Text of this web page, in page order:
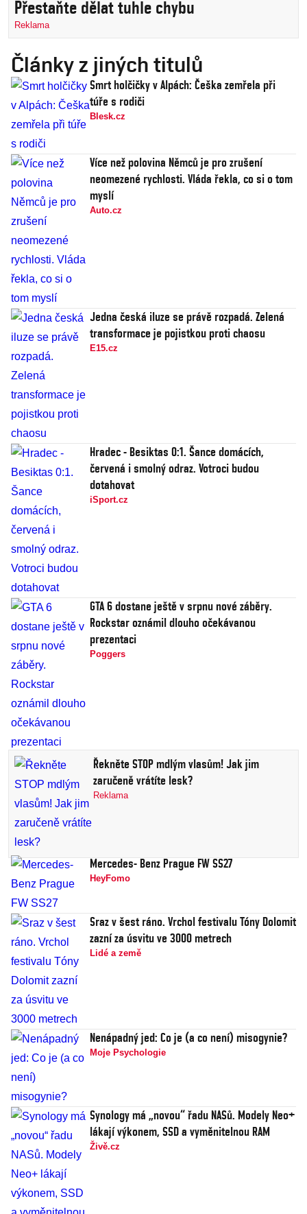
Přestaňte dělat tuhle chybu
Reklama
Články z jiných titulů
Smrt holčičky v Alpách: Češka zemřela při
túře s rodiči
Blesk.cz
Více než polovina Němců je pro zrušení
neomezené rychlosti. Vláda řekla, co si o tom
myslí
Auto.cz
Jedna česká iluze se právě rozpadá. Zelená
transformace je pojistkou proti chaosu
E15.cz
Hradec - Besiktas 0:1. Šance domácích,
červená i smolný odraz. Votroci budou
dotahovat
iSport.cz
GTA 6 dostane ještě v srpnu nové záběry.
Rockstar oznámil dlouho očekávanou
prezentaci
Poggers
Řekněte STOP mdlým vlasům! Jak jim
zaručeně vrátíte lesk?
Reklama
Mercedes- Benz Prague FW SS27
HeyFomo
Sraz v šest ráno. Vrchol festivalu Tóny Dolomit
zazní za úsvitu ve 3000 metrech
Lidé a země
Nenápadný jed: Co je (a co není) misogynie?
Moje Psychologie
Synology má „novou“ řadu NASů. Modely Neo+
lákají výkonem, SSD a vyměnitelnou RAM
Živě.cz